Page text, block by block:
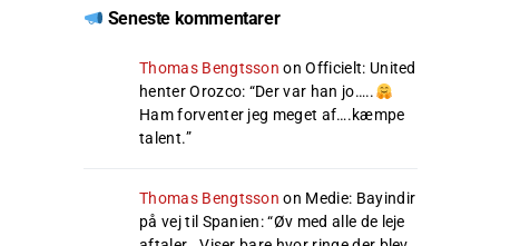
Seneste kommentarer
Thomas Bengtsson onOfficielt: United
henter Orozco: “Der var han jo…..
Ham forventer jeg meget af….kæmpe
talent.”
Thomas Bengtsson on Medie: Bayindir
på vej til Spanien: “Øv med alle de leje